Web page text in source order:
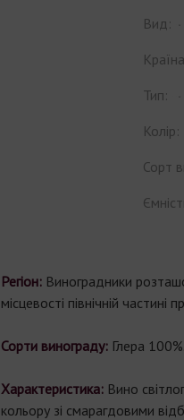
Вид:
Тип:
Колір:
Сорт
Регіон: Виноградники
місцевості північній частині
Сорти винограду: Глера
Характеристика:Вино
кольору зі смарагдовими